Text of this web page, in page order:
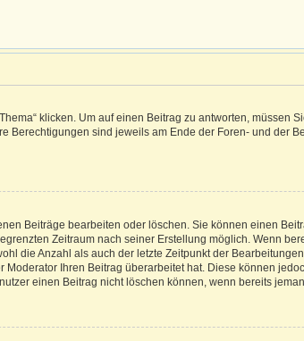
klicken. Um auf einen Beitrag zu antworten, müssen
sind jeweils am Ende der Foren- und der
Beiträge bearbeiten oder löschen. Sie können einen
Zeitraum nach seiner Erstellung möglich. Wenn
die Anzahl als auch der letzte Zeitpunkt der
Ihren Beitrag überarbeitet hat. Diese können
einen Beitrag nicht löschen können, wenn bereits